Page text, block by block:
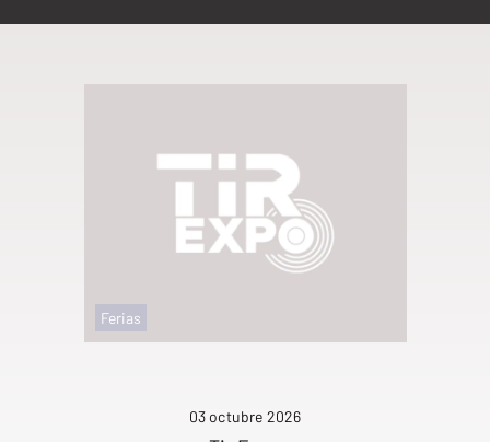
Ferias
03 octubre 2026